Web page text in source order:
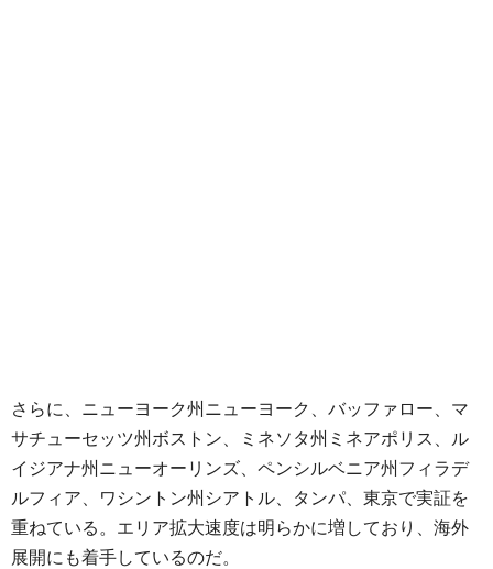
さらに、ニューヨーク州ニューヨーク、バッファロー、マ
サチューセッツ州ボストン、ミネソタ州ミネアポリス、ル
イジアナ州ニューオーリンズ、ペンシルベニア州フィラデ
ルフィア、ワシントン州シアトル、タンパ、東京で実証を
重ねている。エリア拡大速度は明らかに増しており、海外
展開にも着手しているのだ。